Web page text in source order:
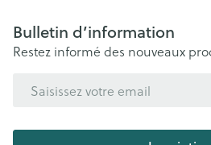
Bulletin d’information
Restez informé des nouveaux